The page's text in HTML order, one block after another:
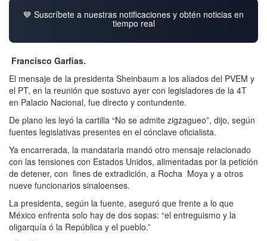
💙 Suscríbete a nuestras notificaciones y obtén noticias en
tiempo real
Francisco Garfias.
El mensaje de la presidenta Sheinbaum a los aliados del PVEM y
el PT, en la reunión que sostuvo ayer con legisladores de la 4T
en Palacio Nacional, fue directo y contundente.
De plano les leyó la cartilla “No se admite zigzagueo”, dijo, según
fuentes legislativas presentes en el cónclave oficialista.
Ya encarrerada, la mandataria mandó otro mensaje relacionado
con las tensiones con Estados Unidos, alimentadas por la petición
de detener, con fines de extradición, a Rocha Moya y a otros
nueve funcionarios sinaloenses.
La presidenta, según la fuente, aseguró que frente a lo que
México enfrenta solo hay de dos sopas: “el entreguismo y la
oligarquía ó la República y el pueblo.”